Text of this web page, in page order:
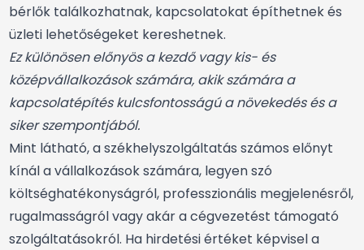
bérlők találkozhatnak, kapcsolatokat építhetnek és
üzleti lehetőségeket kereshetnek.
Ez különösen előnyös a kezdő vagy kis- és
középvállalkozások számára, akik számára a
kapcsolatépítés kulcsfontosságú a növekedés és a
siker szempontjából.
Mint látható, a székhelyszolgáltatás számos előnyt
kínál a vállalkozások számára, legyen szó
költséghatékonyságról, professzionális megjelenésről,
rugalmasságról vagy akár a cégvezetést támogató
szolgáltatásokról. Ha hirdetési értéket képvisel a